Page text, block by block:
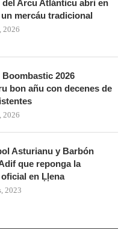
del Arcu Atlánticu abri en
mercáu tradicional
2026
Boombastic 2026
bon añu con decenes de
2026
Asturianu y Barbón
que reponga la
en Ḷḷena
2023